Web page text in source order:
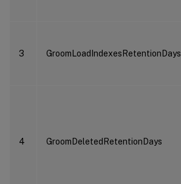
3 GroomLoadIndexesRetentionDays
4 GroomDeletedRetentionDays